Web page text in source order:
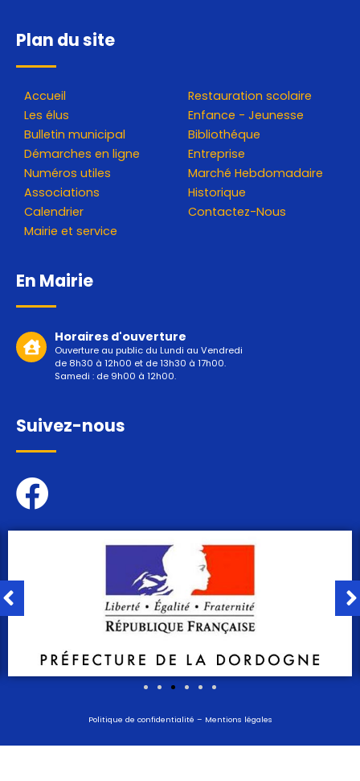
Plan du site
Accueil
Les élus
Bulletin municipal
Démarches en ligne
Numéros utiles
Associations
Calendrier
Mairie et service
Restauration scolaire
Enfance - Jeunesse
Bibliothéque
Entreprise
Marché Hebdomadaire
Historique
Contactez-Nous
En Mairie
Horaires d'ouverture
Ouverture au public du Lundi au Vendredi
de 8h30 à 12h00 et de 13h30 à 17h00.
Samedi : de 9h00 à 12h00.
Suivez-nous
Politique de confidentialité – Mentions légales